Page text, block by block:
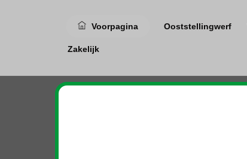
Voorpagina Ooststellingwerf
Zakelijk